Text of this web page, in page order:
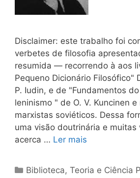
Disclaimer: este trabalho foi
verbetes de filosofia
resumida — recorrendo à aos
Pequeno Dicionário Filosófico"
P. Iudin, e de "Fundamentos
leninismo " de O. V. Kuncinen
marxistas soviéticos. Dessa
uma visão doutrinária e muitas
acerca … Ler mais
Categorias
Biblioteca,Teoria e Ciência